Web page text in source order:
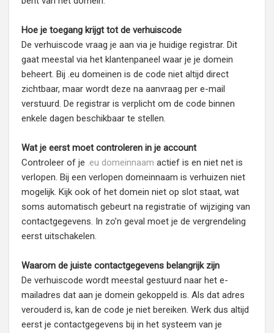
Hoe je toegang krijgt tot de verhuiscode
De verhuiscode vraag je aan via je huidige registrar. Dit
gaat meestal via het klantenpaneel waar je je domein
beheert. Bij .eu domeinen is de code niet altijd direct
zichtbaar, maar wordt deze na aanvraag per e-mail
verstuurd. De registrar is verplicht om de code binnen
enkele dagen beschikbaar te stellen.
Wat je eerst moet controleren in je account
Controleer of je .eu domeinnaam actief is en niet net is
verlopen. Bij een verlopen domeinnaam is verhuizen niet
mogelijk. Kijk ook of het domein niet op slot staat, wat
soms automatisch gebeurt na registratie of wijziging van
contactgegevens. In zo’n geval moet je de vergrendeling
eerst uitschakelen.
Waarom de juiste contactgegevens belangrijk zijn
De verhuiscode wordt meestal gestuurd naar het e-
mailadres dat aan je domein gekoppeld is. Als dat adres
verouderd is, kan de code je niet bereiken. Werk dus altijd
eerst je contactgegevens bij in het systeem van je